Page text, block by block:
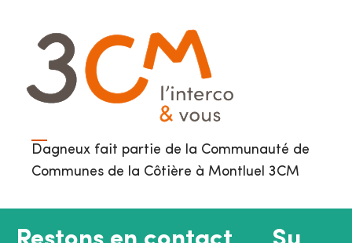
Dagneux fait partie de la Communauté de
Communes de la Côtière à Montluel 3CM